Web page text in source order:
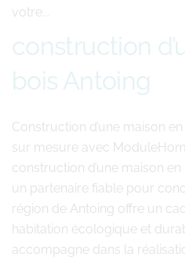
votre...
construction
bois Antoing
Construction d’une maison
sur mesure avec
construction d’une maison
un partenaire fiable pour
région de Antoing offre un
habitation écologique et
accompagne dans la